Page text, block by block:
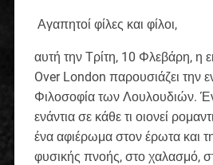
Αγαπητοί φίλες και φίλοι,
αυτή την Τρίτη, 10 Φλεβάρη, η
Over London παρουσιάζει την
Φιλοσοφία των Λουλουδιών.
ενάντια σε κάθε τι οιονεί
ένα αφιέρωμα στον έρωτα και
φυσικής πνοής, στο χαλασμό,